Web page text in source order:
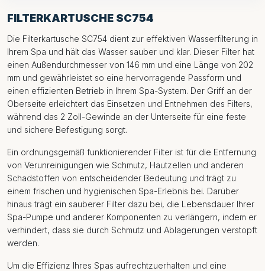
FILTERKARTUSCHE SC754
Die Filterkartusche SC754 dient zur effektiven Wasserfilterung in
Ihrem Spa und hält das Wasser sauber und klar. Dieser Filter hat
einen Außendurchmesser von 146 mm und eine Länge von 202
mm und gewährleistet so eine hervorragende Passform und
einen effizienten Betrieb in Ihrem Spa-System. Der Griff an der
Oberseite erleichtert das Einsetzen und Entnehmen des Filters,
während das 2 Zoll-Gewinde an der Unterseite für eine feste
und sichere Befestigung sorgt.
Ein ordnungsgemäß funktionierender Filter ist für die Entfernung
von Verunreinigungen wie Schmutz, Hautzellen und anderen
Schadstoffen von entscheidender Bedeutung und trägt zu
einem frischen und hygienischen Spa-Erlebnis bei. Darüber
hinaus trägt ein sauberer Filter dazu bei, die Lebensdauer Ihrer
Spa-Pumpe und anderer Komponenten zu verlängern, indem er
verhindert, dass sie durch Schmutz und Ablagerungen verstopft
werden.
Um die Effizienz Ihres Spas aufrechtzuerhalten und eine